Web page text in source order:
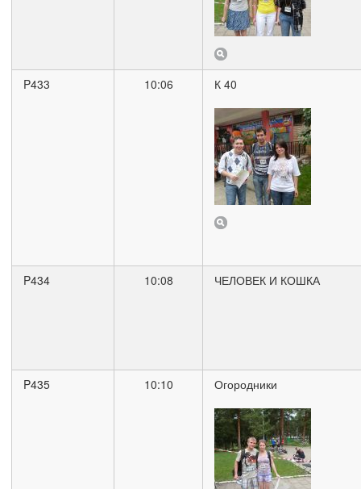
P433 10:06 К 40
P434 10:08 ЧЕЛОВЕК И КОШКА
P435 10:10 Огородники